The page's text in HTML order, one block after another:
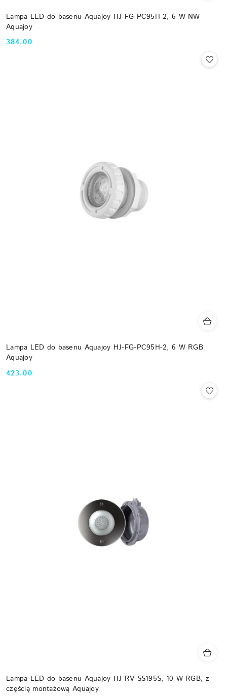
Lampa LED do basenu Aquajoy HJ-FG-PC95H-2, 6 W NW
Aquajoy
Cena:
384.00
Lampa LED do basenu Aquajoy HJ-FG-PC95H-2, 6 W RGB
Aquajoy
Cena:
423.00
Lampa LED do basenu Aquajoy HJ-RV-SS195S, 10 W RGB, z
częścią montażową Aquajoy